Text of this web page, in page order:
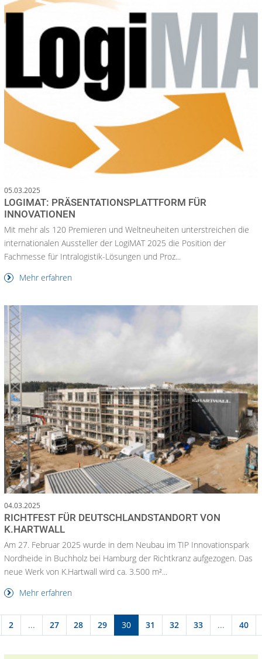
05.03.2025
LOGIMAT: PRÄSENTATIONSPLATTFORM FÜR
INNOVATIONEN
Mit mehr als 120 Premieren und Weltneuheiten unterstreichen die
internationalen Aussteller der LogiMAT 2025 die Position der
Fachmesse für Intralogistik-Lösungen und Proz...
Mehr erfahren
04.03.2025
RICHTFEST FÜR DEUTSCHLANDSTANDORT VON
K.HARTWALL
Am 27. Februar 2025 wurde in dem Neubau im TIP Innovationspark
Nordheide in Buchholz bei Hamburg der Richtkranz aufgezogen. Das
neue Werk von K.Hartwall wird ca. 3.500 m²...
Mehr erfahren
2 ... 27 28 29 30 31 32 33 ... 40